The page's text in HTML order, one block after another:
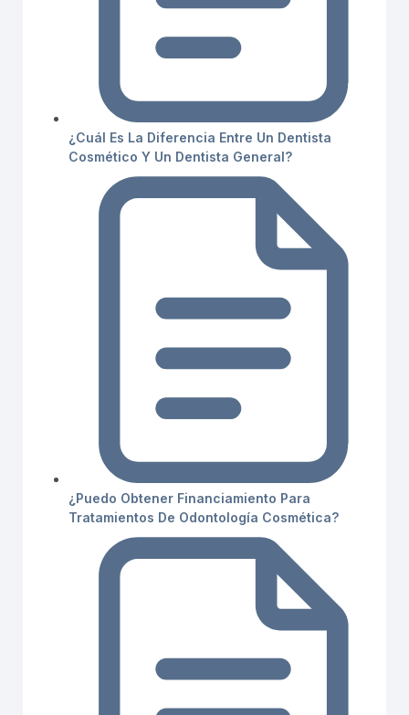
¿Cuál Es La Diferencia Entre Un Dentista
Cosmético Y Un Dentista General?
¿Puedo Obtener Financiamiento Para
Tratamientos De Odontología Cosmética?